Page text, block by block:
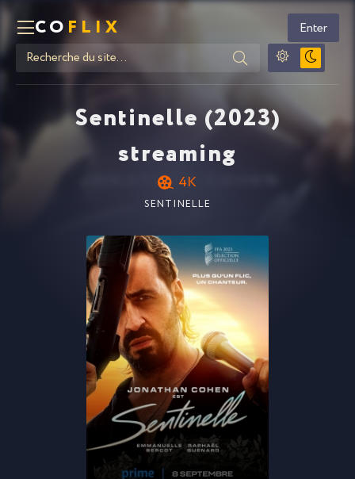
CO FLIX Enter
Sentinelle (2023)
streaming
4K
SENTINELLE